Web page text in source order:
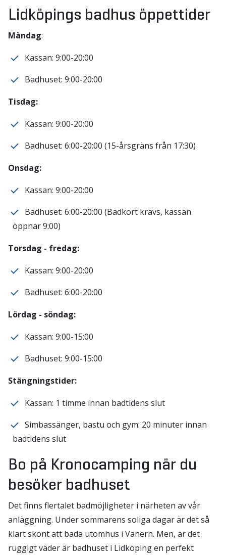
Lidköpings badhus öppettider
Måndag:
Kassan: 9:00-20:00
Badhuset: 9:00-20:00
Tisdag:
Kassan: 9:00-20:00
Badhuset: 6:00-20:00 (15-årsgräns från 17:30)
Onsdag:
Kassan: 9:00-20:00
Badhuset: 6:00-20:00 (Badkort krävs, kassan
öppnar 9:00)
Torsdag - fredag:
Kassan: 9:00-20:00
Badhuset: 6:00-20:00
Lördag - söndag:
Kassan: 9:00-15:00
Badhuset: 9:00-15:00
Stängningstider:
Kassan: 1 timme innan badtidens slut
Simbassänger, bastu och gym: 20 minuter innan
badtidens slut
Bo på Kronocamping när du
besöker badhuset
Det finns flertalet badmöjligheter i närheten av vår
anläggning. Under sommarens soliga dagar är det så
klart skönt att bada utomhus i Vänern. Men, är det
ruggigt väder är badhuset i Lidköping en perfekt